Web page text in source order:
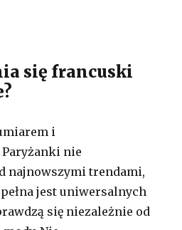
się francuski
i
nie
najnowszymi trendami,
jest uniwersalnych
się niezależnie od